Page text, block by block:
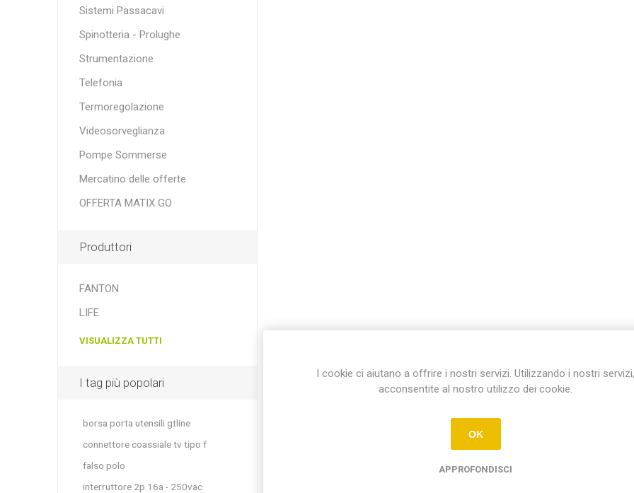
Sistemi Passacavi
Spinotteria - Prolughe
Strumentazione
Telefonia
Termoregolazione
Videosorveglianza
Pompe Sommerse
Mercatino delle offerte
OFFERTA MATIX GO
Produttori
FANTON
LIFE
VISUALIZZA TUTTI
I tag più popolari
borsa porta utensili gtline
connettore coassiale tv tipo f
falso polo
interruttore 2p 16a - 250vac
I cookie ci aiutano a offrire i nostri servizi. Utilizzando i nostri servizi,
acconsentite al nostro utilizzo dei cookie.
OK
APPROFONDISCI